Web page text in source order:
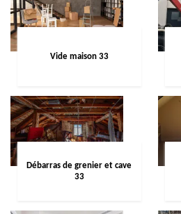
Vide maison 33
Débarras de grenier et cave
33